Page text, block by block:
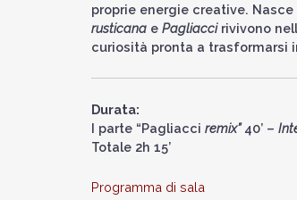
proprie energie creative.
rusticana e Pagliaccirivivono
curiosità pronta a trasformarsi
Durata:
I parte “Pagliacci remix”40’ –
Totale 2h 15’
Programma di sala